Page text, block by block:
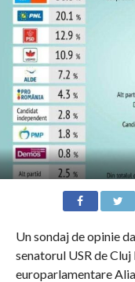
Un sondaj de opinie
senatorul USR de
europarlamentare